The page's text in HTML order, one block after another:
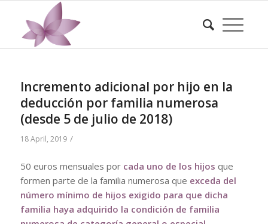
Incremento adicional por hijo en la
deducción por familia numerosa
(desde 5 de julio de 2018)
18 April, 2019 /
50 euros mensuales por cada uno de los hijos que
formen parte de la familia numerosa que exceda del
número mínimo de hijos exigido para que dicha
familia haya adquirido la condición de familia